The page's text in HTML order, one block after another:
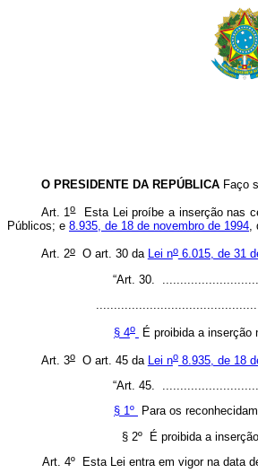
O PRESIDENTE DA REPÚBLICA Faço
Art. 1oEsta Lei proíbe a inserção nas
Públicos; e 8.935, de 18 de novembro de 1994,
Art. 2oO art. 30 da Lei no6.015, de 31
“Art. 30.
§ 4o É proibida a inserção
Art. 3oO art. 45 da Lei no8.935, de 18
“Art. 45.
§ 1º
Para os
§ 2º É proibida a inserção nas
Art. 4º Esta Lei entra em vigor na data